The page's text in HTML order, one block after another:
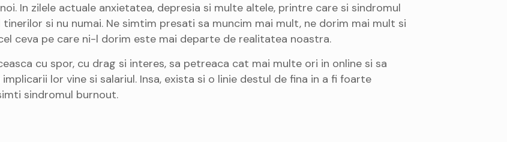
In zilele actuale anxietatea, depresia si multe altele, printre care si sindromul
si nu numai. Ne simtim presati sa muncim mai mult, ne dorim mai mult si
ceva pe care ni-l dorim este mai departe de realitatea noastra.
cu spor, cu drag si interes, sa petreaca cat mai multe ori in online si sa
lor vine si salariul. Insa, exista si o linie destul de fina in a fi foarte
sindromul burnout.